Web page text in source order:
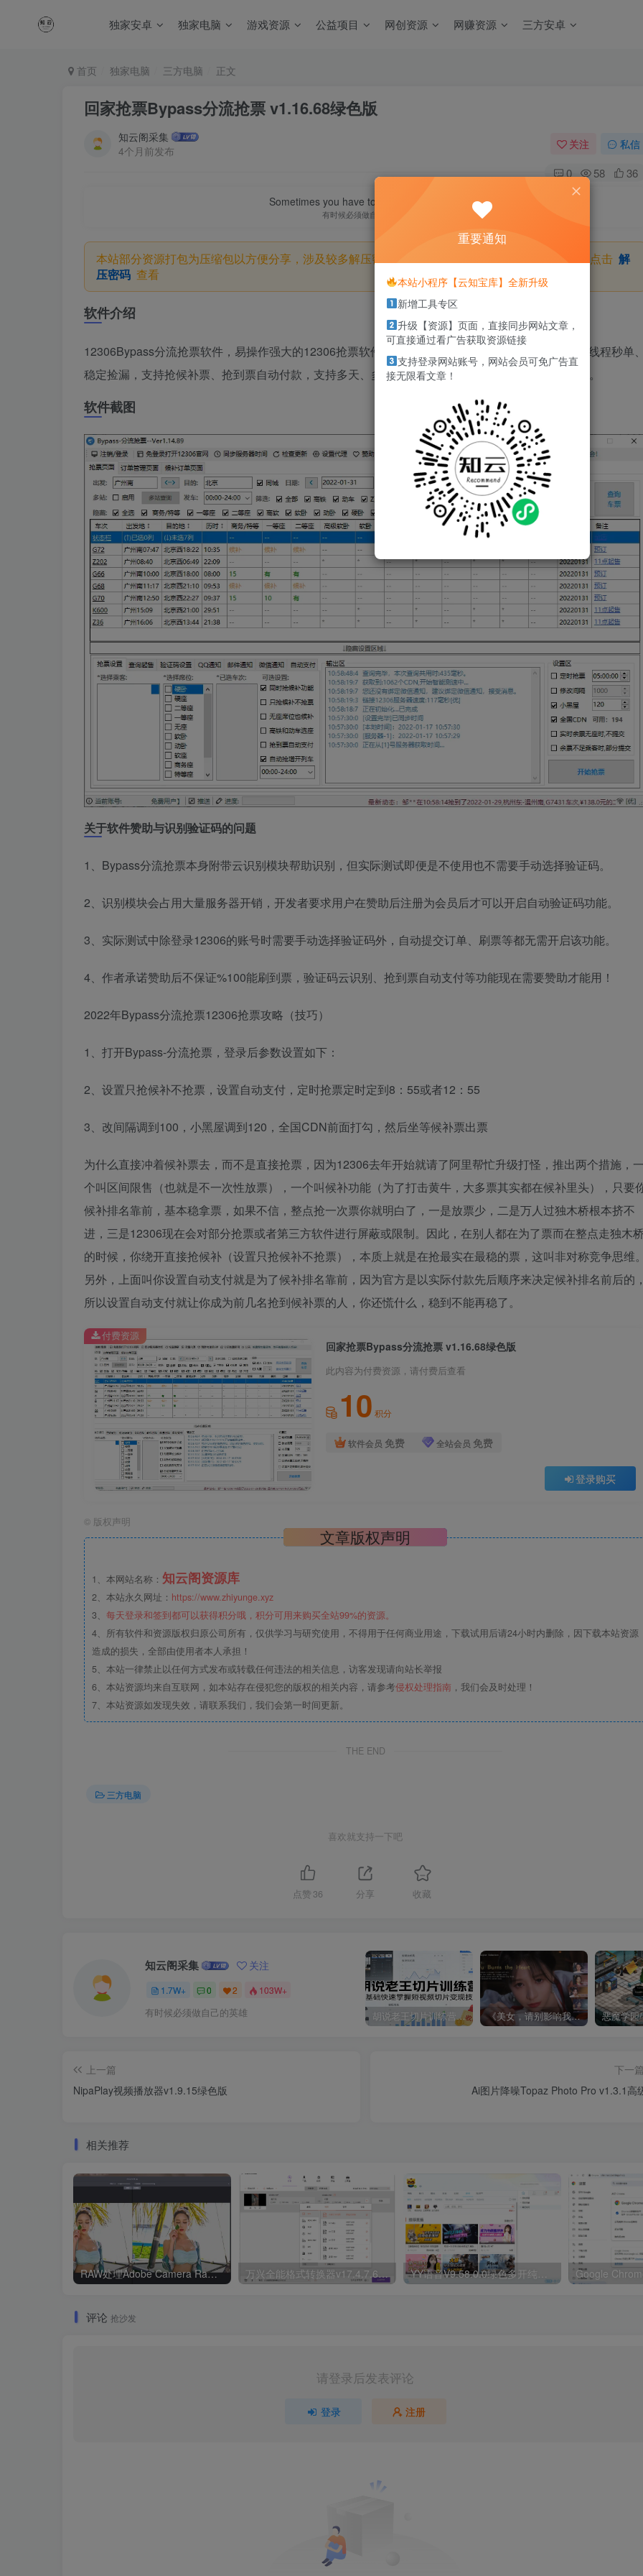
独家安卓 独家电脑 游戏资源 公益项目 网创资源 网赚资源 三方安卓
首页 独家电脑 三方电脑 正文
回家抢票Bypass分流抢票 v1.16.68绿色版
知云阁采集
4个月前发布
关注 私信
0 58 36
Sometimes you have to be your own hero.
有时候必须做自己的英雄
本站部分资源打包为压缩包以方便分享，涉及较多解压密码，如果你下载的资源需要解压密码，请点击 解
压密码 查看
软件介绍
12306Bypass分流抢票软件，易操作强大的12306抢票软件，全程自动抢票，云识别验证码打码，多线程秒单、
稳定捡漏，支持抢候补票、抢到票自动付款，支持多天、多车次、多席别、多乘客、短信提醒等功能。
软件截图
关于软件赞助与识别验证码的问题
1、Bypass分流抢票本身附带云识别模块帮助识别，但实际测试即便是不使用也不需要手动选择验证码。
2、识别模块会占用大量服务器开销，开发者要求用户在赞助后注册为会员后才可以开启自动验证码功能。
3、实际测试中除登录12306的账号时需要手动选择验证码外，自动提交订单、刷票等都无需开启该功能。
4、作者承诺赞助后不保证%100能刷到票，验证码云识别、抢到票自动支付等功能现在需要赞助才能用！
2022年Bypass分流抢票12306抢票攻略（技巧）
1、打开Bypass-分流抢票，登录后参数设置如下：
2、设置只抢候补不抢票，设置自动支付，定时抢票定时定到8：55或者12：55
3、改间隔调到100，小黑屋调到120，全国CDN前面打勾，然后坐等候补票出票
为什么直接冲着候补票去，而不是直接抢票，因为12306去年开始就请了阿里帮忙升级打怪，推出两个措施，一
个叫区间限售（也就是不一次性放票），一个叫候补功能（为了打击黄牛，大多票其实都在候补里头），只要
候补排名靠前，基本稳拿票，如果不信，整点抢一次票你就明白了，一是放票少，二是万人过独木桥根本挤不
进，三是12306现在会对部分抢票或者第三方软件进行屏蔽或限制。因此，在别人都在为了票而在整点走独木桥
的时候，你绕开直接抢候补（设置只抢候补不抢票），本质上就是在抢最实在最稳的票，这叫非对称竞争思维。
另外，上面叫你设置自动支付就是为了候补排名靠前，因为官方是以实际付款先后顺序来决定候补排名前后的，
所以设置自动支付就让你成为前几名抢到候补票的人，你还慌什么，稳到不能再稳了。
回家抢票Bypass分流抢票 v1.16.68绿色版
此内容为付费资源，请付费后查看
10 积分
软件会员 免费 全站会员 免费
登录购买
付费资源
© 版权声明
文章版权声明
1、本网站名称： 知云阁资源库
2、本站永久网址： https://www.zhiyunge.xyz
3、 每天登录和签到都可以获得积分哦，积分可用来购买全站99%的资源。
4、所有软件和资源版权归原公司所有，仅供学习与研究使用，不得用于任何商业用途，下载试用后请24小时内删除，因下载本站资源
造成的损失，全部由使用者本人承担！
5、本站一律禁止以任何方式发布或转载任何违法的相关信息，访客发现请向站长举报
6、本站资源均来自互联网，如本站存在侵犯您的版权的相关内容，请参考侵权处理指南 ，我们会及时处理！
7、本站资源如发现失效，请联系我们，我们会第一时间更新。
THE END
三方电脑
喜欢就支持一下吧
点赞 36 分享 收藏
知云阁采集 关注
1.7W+ 0 2 103W+
有时候必须做自己的英雄 胡说老王切片训练营，零基础快速掌握短视频切片变现技巧 《美女，请别影响我成仙全球版》中文版
上一篇
NipaPlay视频播放器v1.9.15绿色版
下一篇
Ai图片降噪Topaz Photo Pro v1.3.1高
相关推荐
RAW处理Adobe Camera Raw v18.5.0中文版
评论 抢沙发
请登录后发表评论
登录 注册
重要通知
本站小程序【云知宝库】全新升级
新增工具专区
升级【资源】页面，直接同步网站文章，
可直接通过看广告获取资源链接
支持登录网站账号，网站会员可免广告直
接无限看文章！